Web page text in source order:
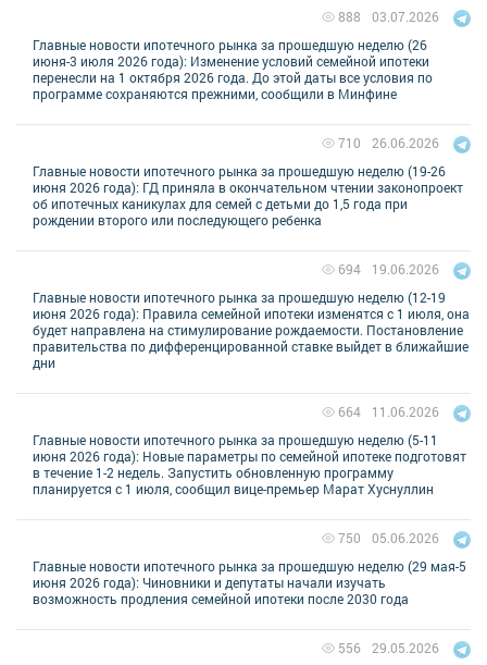
Главные новости ипотечного рынка за прошедшую неделю (26
июня-3 июля 2026 года): Изменение условий семейной ипотеки
перенесли на 1 октября 2026 года. До этой даты все условия по
программе сохраняются прежними, сообщили в Минфине
03.07.2026
888
Главные новости ипотечного рынка за прошедшую неделю (19-26
июня 2026 года): ГД приняла в окончательном чтении законопроект
об ипотечных каникулах для семей с детьми до 1,5 года при
рождении второго или последующего ребенка
26.06.2026
710
Главные новости ипотечного рынка за прошедшую неделю (12-19
июня 2026 года): Правила семейной ипотеки изменятся с 1 июля, она
будет направлена на стимулирование рождаемости. Постановление
правительства по дифференцированной ставке выйдет в ближайшие
дни
19.06.2026
694
Главные новости ипотечного рынка за прошедшую неделю (5-11
июня 2026 года): Новые параметры по семейной ипотеке подготовят
в течение 1-2 недель. Запустить обновленную программу
планируется с 1 июля, сообщил вице-премьер Марат Хуснуллин
11.06.2026
664
Главные новости ипотечного рынка за прошедшую неделю (29 мая-5
июня 2026 года): Чиновники и депутаты начали изучать
возможность продления семейной ипотеки после 2030 года
05.06.2026
750
29.05.2026
556